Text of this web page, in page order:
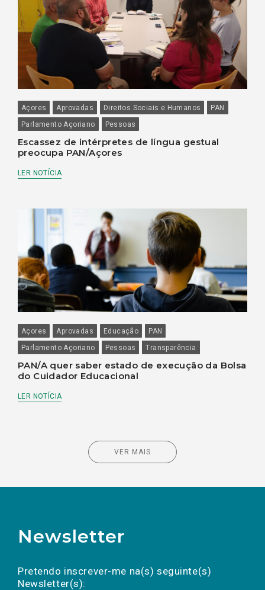
Açores Aprovadas Direitos Sociais e Humanos
PAN
Parlamento Açoriano
Pessoas
Escassez de intérpretes de língua gestual
preocupa PAN/Açores
LER NOTÍCIA
Açores Aprovadas Educação
PAN
Parlamento Açoriano
Pessoas Transparência
PAN/A quer saber estado de execução da Bolsa
do Cuidador Educacional
LER NOTÍCIA
VER MAIS
Newsletter
Pretendo inscrever-me na(s) seguinte(s)
Newsletter(s):
a(s) newsletter(s).
mail